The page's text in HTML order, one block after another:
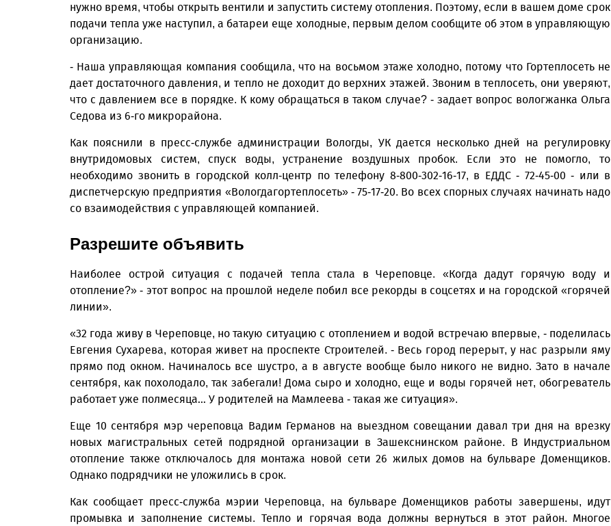
нужно время, чтобы открыть вентили и запустить систему отопления. Поэтому, если в вашем доме срок
подачи тепла уже наступил, а батареи еще холодные, первым делом сообщите об этом в управляющую
организацию.
- Наша управляющая компания сообщила, что на восьмом этаже холодно, потому что Гортеплосеть не
дает достаточного давления, и тепло не доходит до верхних этажей. Звоним в теплосеть, они уверяют,
что с давлением все в порядке. К кому обращаться в таком случае? - задает вопрос вологжанка Ольга
Седова из 6-го микрорайона.
Как пояснили в пресс-службе администрации Вологды, УК дается несколько дней на регулировку
внутридомовых систем, спуск воды, устранение воздушных пробок. Если это не помогло, то
необходимо звонить в городской колл-центр по телефону 8-800-302-16-17, в ЕДДС - 72-45-00 - или в
диспетчерскую предприятия «Вологдагортеплосеть» - 75-17-20. Во всех спорных случаях начинать надо
со взаимодействия с управляющей компанией.
Разрешите объявить
Наиболее острой ситуация с подачей тепла стала в Череповце. «Когда дадут горячую воду и
отопление?» - этот вопрос на прошлой неделе побил все рекорды в соцсетях и на городской «горячей
линии».
«32 года живу в Череповце, но такую ситуацию с отоплением и водой встречаю впервые, - поделилась
Евгения Сухарева, которая живет на проспекте Строителей. - Весь город перерыт, у нас разрыли яму
прямо под окном. Начиналось все шустро, а в августе вообще было никого не видно. Зато в начале
сентября, как похолодало, так забегали! Дома сыро и холодно, еще и воды горячей нет, обогреватель
работает уже полмесяца… У родителей на Мамлеева - такая же ситуация».
Еще 10 сентября мэр череповца Вадим Германов на выездном совещании давал три дня на врезку
новых магистральных сетей подрядной организации в Зашекснинском районе. В Индустриальном
отопление также отключалось для монтажа новой сети 26 жилых домов на бульваре Доменщиков.
Однако подрядчики не уложились в срок.
Как сообщает пресс-служба мэрии Череповца, на бульваре Доменщиков работы завершены, идут
промывка и заполнение системы. Тепло и горячая вода должны вернуться в этот район. Многое